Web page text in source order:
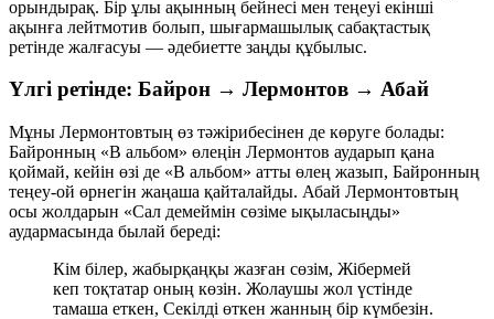
орындырақ. Бір ұлы ақынның бейнесі мен теңеуі екінші
ақынға лейтмотив болып, шығармашылық сабақтастық
ретінде жалғасуы — әдебиетте заңды құбылыс.
Үлгі ретінде: Байрон → Лермонтов → Абай
Мұны Лермонтовтың өз тәжірибесінен де көруге болады:
Байронның «В альбом» өлеңін Лермонтов аударып қана
қоймай, кейін өзі де «В альбом» атты өлең жазып, Байронның
теңеу-ой өрнегін жаңаша қайталайды. Абай Лермонтовтың
осы жолдарын «Сал демеймін сөзіме ықыласыңды»
аудармасында былай береді:
Кім білер, жабырқаңқы жазған сөзім, Жібермей
кеп тоқтатар оның көзін. Жолаушы жол үстінде
тамаша еткен, Секілді өткен жанның бір күмбезін.